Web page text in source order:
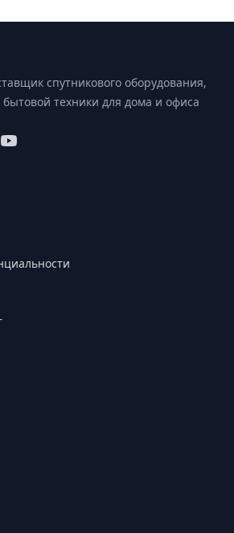
спутникового оборудования,
техники для дома и офиса